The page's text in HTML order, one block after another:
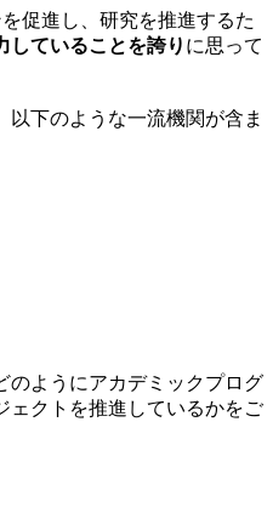
促進し、研究を推進するた
していることを誇り に思って
下のような一流機関が含ま
のようにアカデミックプログ
ェクトを推進しているかをご